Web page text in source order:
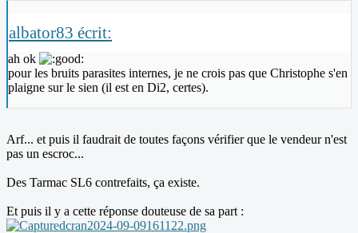
albator83 écrit:
ah ok
pour les bruits parasites internes, je ne crois pas que Christophe s'en
plaigne sur le sien (il est en Di2, certes).
Arf... et puis il faudrait de toutes façons vérifier que le vendeur n'est
pas un escroc...
Des Tarmac SL6 contrefaits, ça existe.
Et puis il y a cette réponse douteuse de sa part :